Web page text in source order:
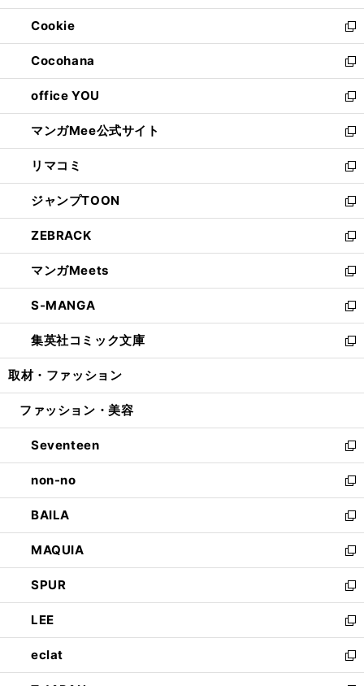
開
く
ウ
で
開
く
ン
ド
ウ
で
開
く
ウ
ィ
ン
ド
ウ
で
開
く
Cookie
新
し
い
ウ
ィ
ン
ド
ウ
で
開
く
Cocohana
新
し
い
ウ
ィ
ン
ド
ウ
で
開
く
office YOU
新
し
い
ウ
ィ
ン
ド
ウ
で
開
く
マンガMee公式サイト
新
し
い
ウ
ィ
ン
ド
ウ
で
開
く
リマコミ
新
し
い
ウ
ィ
ン
ド
ウ
で
開
く
ジャンプTOON
新
し
い
ウ
ィ
ン
ド
ウ
で
開
ZEBRACK
新
し
い
ウ
ィ
ン
ド
ウ
開
マンガMeets
新
し
い
ウ
ィ
ン
ウ
開
く
S-MANGA
新
し
い
ウ
ン
ウ
で
開
く
集英社コミック文庫
新
し
ウ
ン
ド
ウ
で
開
く
取材・ファッション
ファッション・美容
Seventeen
新
し
い
ウ
ィ
ン
ド
ウ
で
開
く
non-no
新
し
い
ウ
ィ
ン
ド
ウ
で
開
く
BAILA
新
し
い
ウ
ィ
ン
ド
ウ
で
開
MAQUIA
新
し
い
ウ
ィ
ン
ド
ウ
SPUR
新
し
い
ウ
ィ
ン
LEE
新
し
い
ウ
eclat
新
し